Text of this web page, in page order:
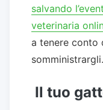
salvando
veterinaria
a tenere conto
somministrargli.
Il tuo